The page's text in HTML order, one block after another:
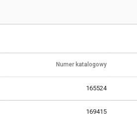
Numer katalogowy
165524
169415